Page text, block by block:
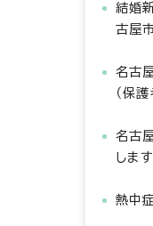
結婚
古屋
名古
（保
名古
します
熱中